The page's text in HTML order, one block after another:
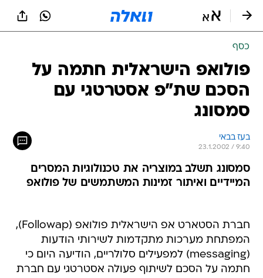
כסף
פולואפ הישראלית חתמה על
הסכם שת"פ אסטרטגי עם
סמסונג
בעז בבאי
23.1.2002 / 9:40
סמסונג תשלב במוצריה את טכנולוגיות המסרים
המיידיים ואיתור זמינות המשתמשים של פולואפ
חברת הסטארט אפ הישראלית פולואפ (Followap),
המפתחת מערכות מתקדמות לשירותי הודעות
(messaging) למפעילים סלולריים, הודיעה היום כי
חתמה על הסכם לשיתוף פעולה אסטרטגי עם חברת